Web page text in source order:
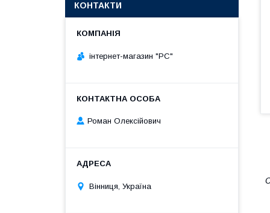
КОНТАКТИ
інтернет-магазин "РС"
Роман Олексійович
Вінниця, Україна